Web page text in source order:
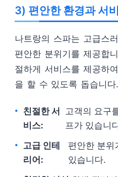
3) 편안한 환경과 서
나트랑의 스파는 고급스
편안한 분위기를 제공합
절하게 서비스를 제공하
을 할 수 있도록 돕습니다.
친절한 서
비스:
고객의 요구
프가 있습니
고급 인테
리어:
편안한 분위
있습니다.